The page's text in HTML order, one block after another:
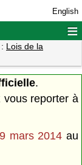
English
≡
Lois de la
.
vous reporter à
mars 2014 au